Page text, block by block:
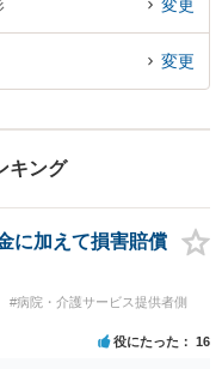
変更
変更
キング
に加えて損害賠償
#病院・介護サービス提供者側
役にたった 16